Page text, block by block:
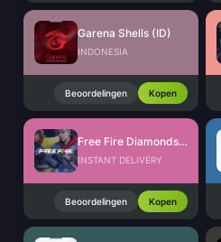
Garena Shells (ID)
INDONESIA
Beoordelingen Kopen
Free Fire Diamonds EU + TR
INSTANT DELIVERY
Beoordelingen Kopen